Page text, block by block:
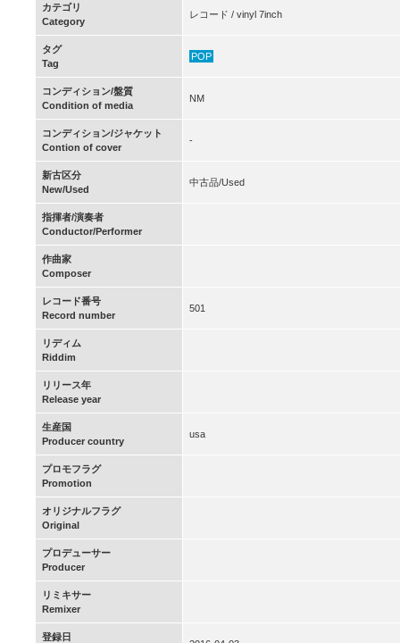
カテゴリ
Category
レコード / vinyl 7inch
タグ
Tag
POP
コンディション/盤質
Condition of media
NM
コンディション/ジャケット
Contion of cover
-
新古区分
New/Used
中古品/Used
指揮者/演奏者
Conductor/Performer
作曲家
Composer
レコード番号
Record number
501
リディム
Riddim
リリース年
Release year
生産国
Producer country
usa
プロモフラグ
Promotion
オリジナルフラグ
Original
プロデューサー
Producer
リミキサー
Remixer
登録日